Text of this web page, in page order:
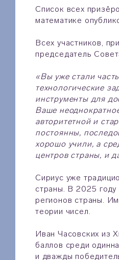
Список всех
математике
Всех участников,
председатель
«Вы уже стали
технологические
инструменты для
Ваше
авторитетной и
постоянны,
хорошо учили, а
центров страны, и
Сириус уже
страны. В 2025 году
регионов страны.
теории чисел.
Иван Часовских из
баллов среди
и дважды